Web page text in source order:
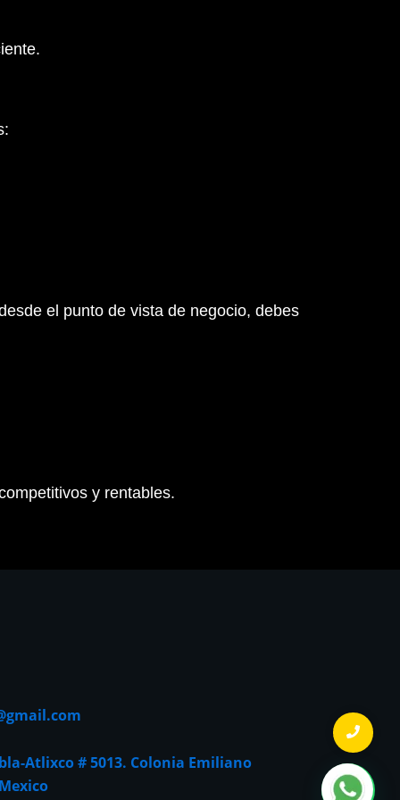
el punto de vista de negocio, debes
y rentables.
Atlixco # 5013. Colonia Emiliano